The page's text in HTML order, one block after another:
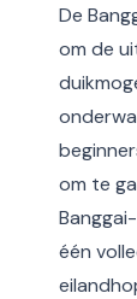
De
om de
om te
één